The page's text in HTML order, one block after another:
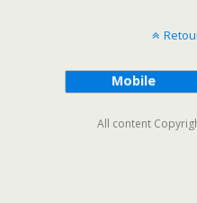
Mobile
All content